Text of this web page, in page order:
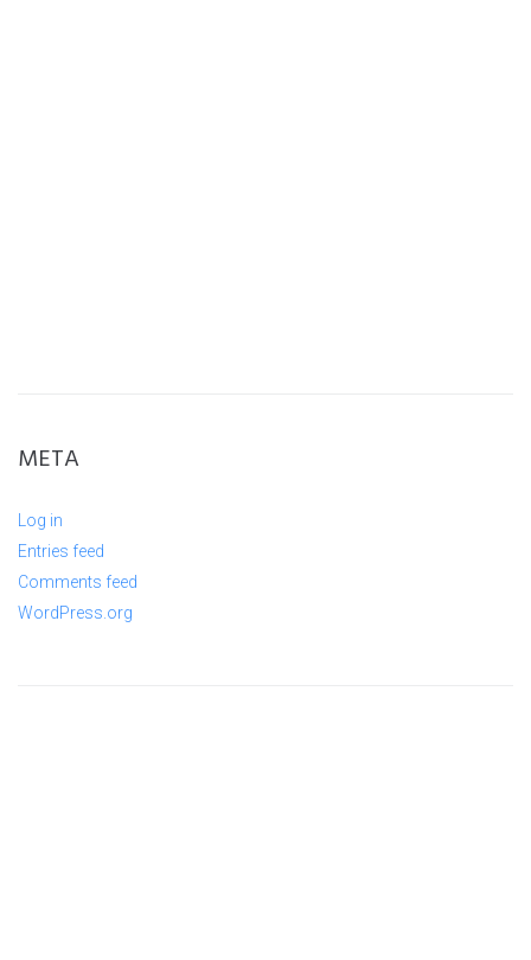
META
Log in
Entries feed
Comments feed
WordPress.org